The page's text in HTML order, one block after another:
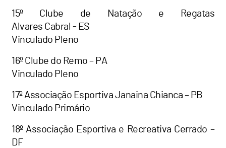
15º Clube de Natação e Regatas
Alvares Cabral - ES
Vinculado Pleno
16º Clube do Remo – PA
Vinculado Pleno
17º Associação Esportiva Janaina Chianca – PB
Vinculado Primário
18º Associação Esportiva e Recreativa Cerrado –
DF